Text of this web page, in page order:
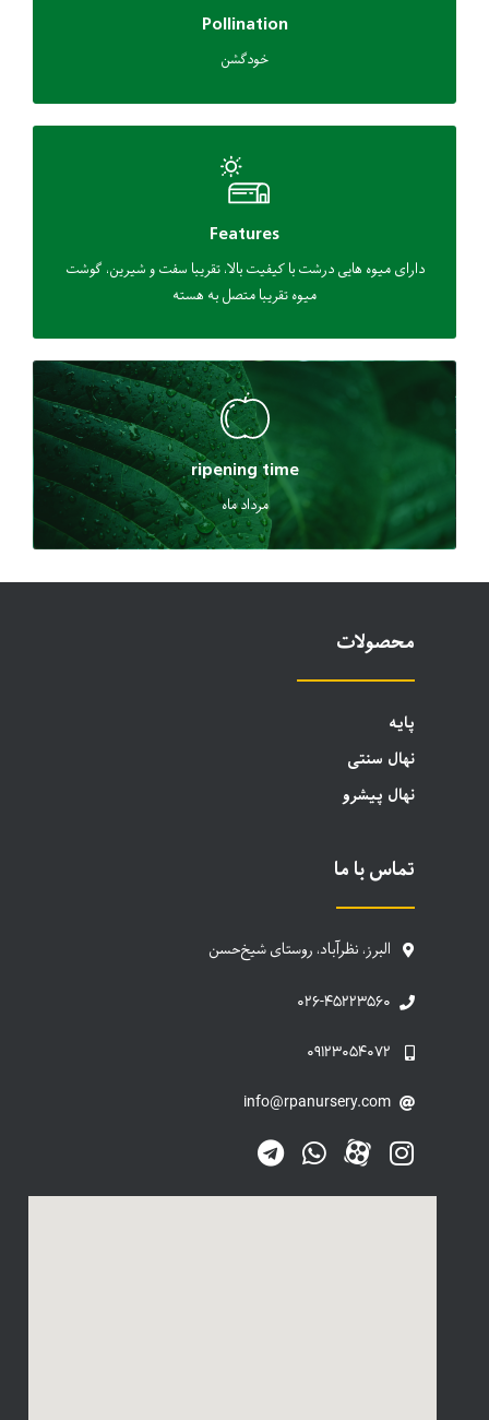
Pollination
خودگشن
Features
دارای میوه هایی درشت با کیفیت بالا، تقریبا سفت و شیرین، گوشت
میوه تقریبا متصل به هسته
ripening time
مرداد ماه
محصولات
پایه
نهال سنتی
نهال پیشرو
تماس با ما
البرز، نظرآباد، روستای شیخ‌حسن
۰۲۶-۴۵۲۲۳۵۶۰
۰۹۱۲۳۰۵۴۰۷۲
info@rpanursery.com